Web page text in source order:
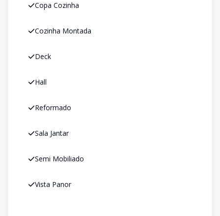
Copa Cozinha
Cozinha Montada
Deck
Hall
Reformado
Sala Jantar
Semi Mobiliado
Vista Panor